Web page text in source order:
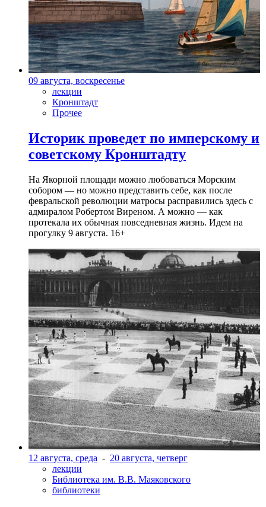
09 августа, воскресенье
лекции
Кронштадт
Прочее
Историк проведет по имперскому и
советскому Кронштадту
На Якорной площади можно любоваться Морским
собором — но можно представить себе, как после
февральской революции матросы расправились здесь с
адмиралом Робертом Виреном. А можно — как
протекала их обычная повседневная жизнь. Идем на
прогулку 9 августа. 16+
12 августа, среда - 20 августа, четверг
лекции
Библиотека им. В.В. Маяковского
библиотеки